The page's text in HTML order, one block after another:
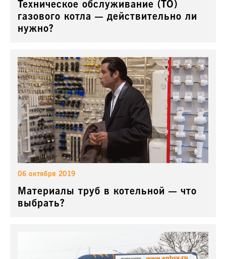
Техническое обслуживание (ТО)
газового котла — действительно ли
нужно?
06 октября 2019
Материалы труб в котельной — что
выбрать?